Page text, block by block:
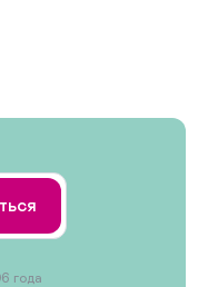
года